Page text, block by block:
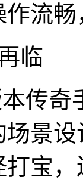
流
临
传
景
宝